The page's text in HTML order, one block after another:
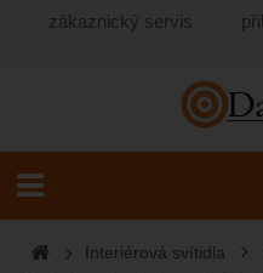
zákaznický servis
Toggle navigation
Interiérová svítidla